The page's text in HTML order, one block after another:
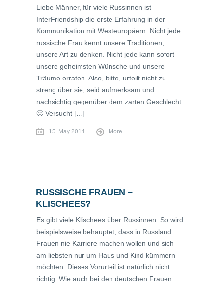
Liebe Männer, für viele Russinnen ist
InterFriendship die erste Erfahrung in der
Kommunikation mit Westeuropäern. Nicht jede
russische Frau kennt unsere Traditionen,
unsere Art zu denken. Nicht jede kann sofort
unsere geheimsten Wünsche und unsere
Träume erraten. Also, bitte, urteilt nicht zu
streng über sie, seid aufmerksam und
nachsichtig gegenüber dem zarten Geschlecht.
🙂 Versucht […]
15. May 2014 More
RUSSISCHE FRAUEN –
KLISCHEES?
Es gibt viele Klischees über Russinnen. So wird
beispielsweise behauptet, dass in Russland
Frauen nie Karriere machen wollen und sich
am liebsten nur um Haus und Kind kümmern
möchten. Dieses Vorurteil ist natürlich nicht
richtig. Wie auch bei den deutschen Frauen